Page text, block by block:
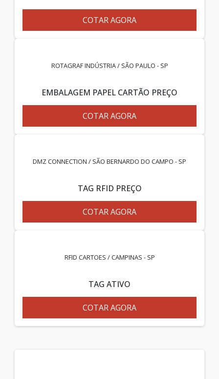
COTAR AGORA
ROTAGRAF INDÚSTRIA / SÃO PAULO - SP
EMBALAGEM PAPEL CARTÃO PREÇO
COTAR AGORA
DMZ CONNECTION / SÃO BERNARDO DO CAMPO - SP
TAG RFID PREÇO
COTAR AGORA
RFID CARTOES / CAMPINAS - SP
TAG ATIVO
COTAR AGORA